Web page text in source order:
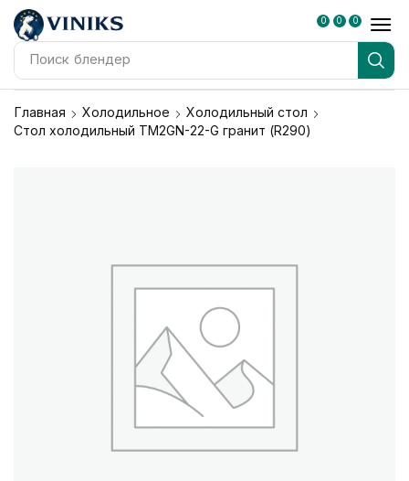
Поиск холодильник
0 0 0
Главная Холодильное
Холодильный стол
Стол холодильный TM2GN-22-G гранит (R290)